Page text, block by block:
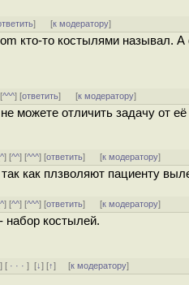
] [к модератору]
кто-то костылями называл.
^^^] [ответить] [к модератору]
можете отличить задачу от
^] [^^] [^^^] [ответить] [к модератору]
как плзволяют пациенту
^] [^^] [^^^] [ответить] [к модератору]
костылей.
] [ · · ·][↓] [↑] [к модератору]